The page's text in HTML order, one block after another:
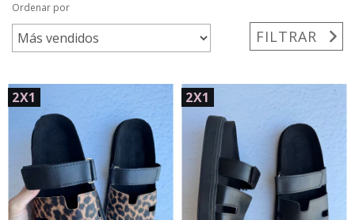
Ordenar por
FILTRAR
2X1 2X1